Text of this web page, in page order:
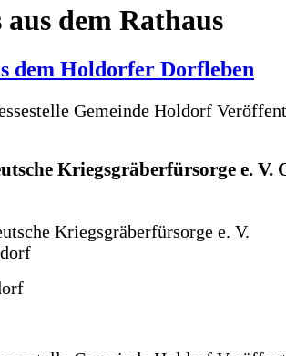
dem Rathaus
dem Holdorfer Dorfleben
Gemeinde Holdorf
Kriegsgräberfürsorge e. V.